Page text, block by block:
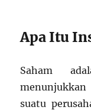
Apa Itu
Saham
suatu